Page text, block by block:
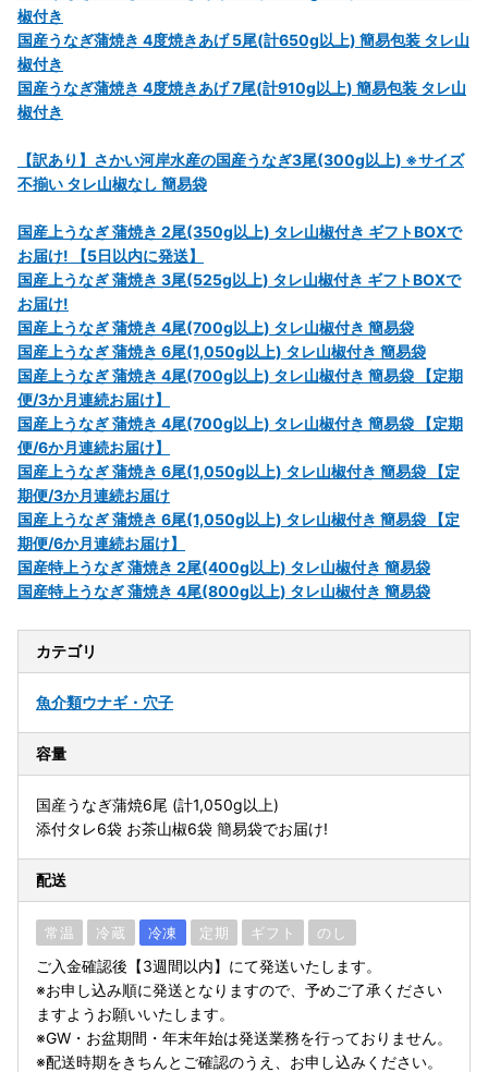
椒付き
国産うなぎ蒲焼き 4度焼きあげ 5尾(計650g以上) 簡易包装 タレ山
椒付き
国産うなぎ蒲焼き 4度焼きあげ 7尾(計910g以上) 簡易包装 タレ山
椒付き
【訳あり】さかい河岸水産の国産うなぎ3尾(300g以上) ※サイズ
不揃い タレ山椒なし 簡易袋
国産上うなぎ 蒲焼き 2尾(350g以上) タレ山椒付き ギフトBOXで
お届け! 【5日以内に発送】
国産上うなぎ 蒲焼き 3尾(525g以上) タレ山椒付き ギフトBOXで
お届け!
国産上うなぎ 蒲焼き 4尾(700g以上) タレ山椒付き 簡易袋
国産上うなぎ 蒲焼き 6尾(1,050g以上) タレ山椒付き 簡易袋
国産上うなぎ 蒲焼き 4尾(700g以上) タレ山椒付き 簡易袋 【定期
便/3か月連続お届け】
国産上うなぎ 蒲焼き 4尾(700g以上) タレ山椒付き 簡易袋 【定期
便/6か月連続お届け】
国産上うなぎ 蒲焼き 6尾(1,050g以上) タレ山椒付き 簡易袋 【定
期便/3か月連続お届け
国産上うなぎ 蒲焼き 6尾(1,050g以上) タレ山椒付き 簡易袋 【定
期便/6か月連続お届け】
国産特上うなぎ 蒲焼き 2尾(400g以上) タレ山椒付き 簡易袋
国産特上うなぎ 蒲焼き 4尾(800g以上) タレ山椒付き 簡易袋
カテゴリ
魚介類ウナギ・穴子
容量
国産うなぎ蒲焼6尾 (計1,050g以上)
添付タレ6袋 お茶山椒6袋 簡易袋でお届け!
配送
常温 冷蔵 冷凍 定期 ギフト のし
ご入金確認後【3週間以内】にて発送いたします。
※お申し込み順に発送となりますので、予めご了承ください
ますようお願いいたします。
※GW・お盆期間・年末年始は発送業務を行っておりません。
※配送時期をきちんとご確認のうえ、お申し込みください。